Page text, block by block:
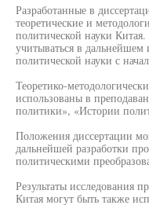
Разработанные в
теоретические и
политической науки
учитываться в дальнейшем
политической науки с
Теоретико-
использованы в
политики», «Истории
Положения диссертации
дальнейшей разработки
политическими
Результаты исследования
Китая могут быть также